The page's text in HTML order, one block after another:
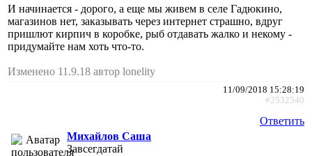
И начинается - дорого, а еще мы живем в селе Гадюкино,
магазинов нет, заказывать через интернет страшно, вдруг
пришлют кирпич в коробке, рыб отдавать жалко и некому -
придумайте нам хоть что-то.
Изменено 11.9.18 автор lonelity
11/09/2018 15:28:19
#2532540
Ответить
Михайлов Саша
Завсегдатай